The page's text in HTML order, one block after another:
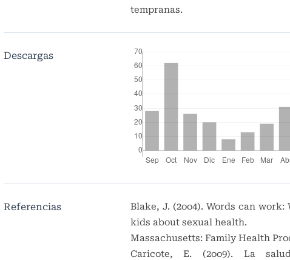
tempranas.
Descargas
Referencias
Blake, J. (2oo4). Words can
kids about sexual health.
Massachusetts: Family Health
Caricote, E. (2oo9). La